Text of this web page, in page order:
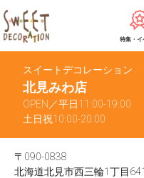
特集・イ
スイートデコレーション
北見みわ店
OPEN／平日11:00-19:00
土日祝10:00-20:00
〒090-0838
北海道北見市西三輪1丁目